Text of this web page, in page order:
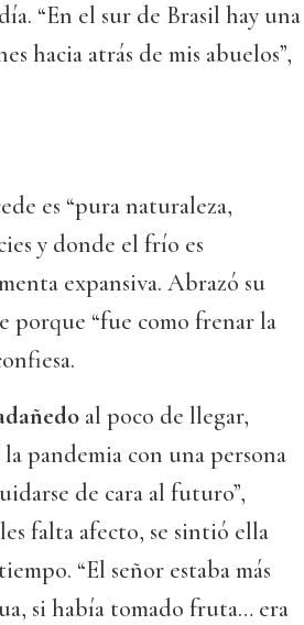
“En el sur de Brasil hay una
hacia atrás de mis abuelos”,
es “pura naturaleza,
y donde el frío es
expansiva. Abrazó su
porque “fue como frenar la
al poco de llegar,
pandemia con una persona
de cara al futuro”,
falta afecto, se sintió ella
“El señor estaba más
si había tomado fruta… era